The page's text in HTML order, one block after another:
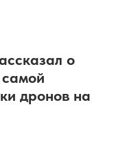
о
самой
дронов на